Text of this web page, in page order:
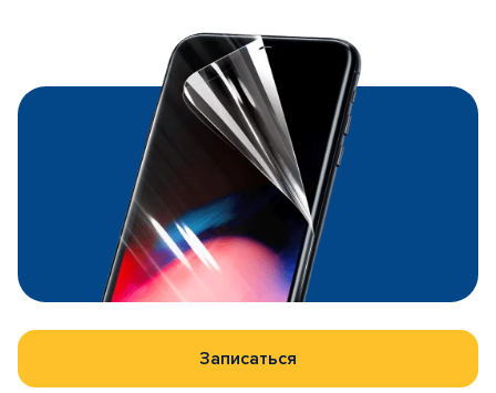
Записаться